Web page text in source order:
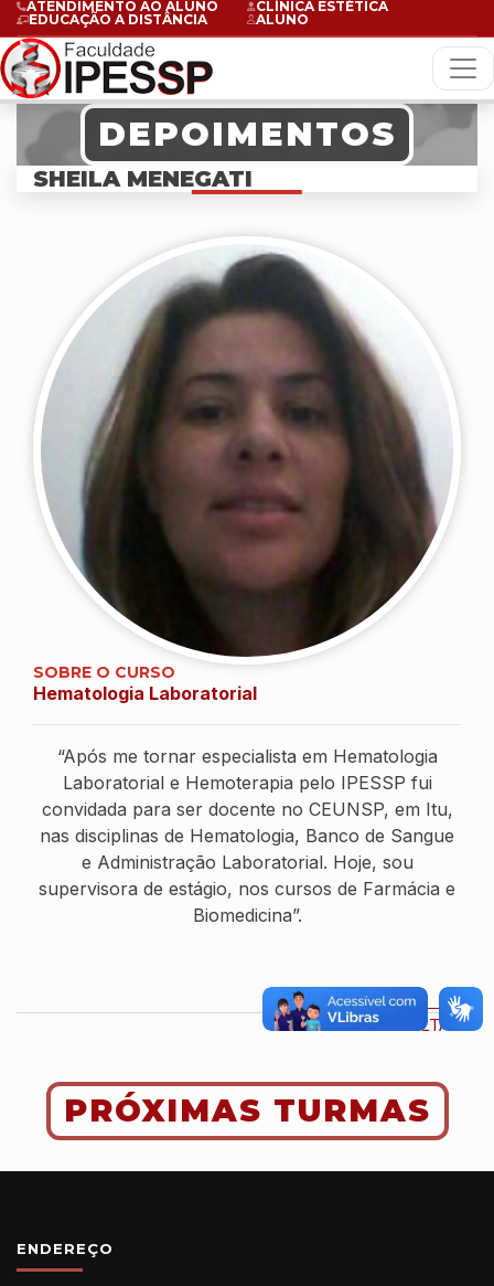
ATENDIMENTO AO ALUNO
CLÍNICA ESTÉTICA
EDUCAÇÃO A DISTÂNCIA
ALUNO
DEPOIMENTOS
SHEILA MENEGATI
SOBRE O CURSO
Hematologia Laboratorial
“Após me tornar especialista em Hematologia
Laboratorial e Hemoterapia pelo IPESSP fui
convidada para ser docente no CEUNSP, em Itu,
nas disciplinas de Hematologia, Banco de Sangue
e Administração Laboratorial. Hoje, sou
supervisora de estágio, nos cursos de Farmácia e
Biomedicina”.
VOLTAR
PRÓXIMAS TURMAS
ENDEREÇO